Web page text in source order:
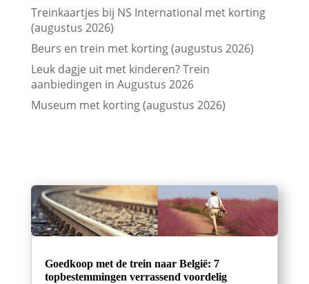
Treinkaartjes bij NS International met korting
(augustus 2026)
Beurs en trein met korting (augustus 2026)
Leuk dagje uit met kinderen? Trein
aanbiedingen in Augustus 2026
Museum met korting (augustus 2026)
Goedkoop met de trein naar België: 7
topbestemmingen verrassend voordelig